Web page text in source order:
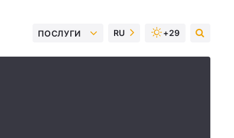
ПОСЛУГИ RU +29